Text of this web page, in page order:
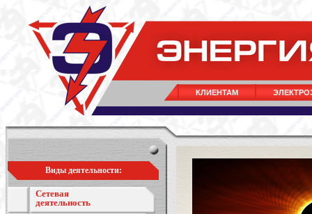
КЛИЕНТАМ
Виды деятельности:
Сетевая
деятельность